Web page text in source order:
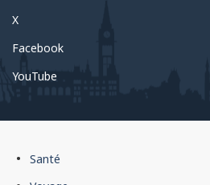
X
Facebook
YouTube
Pied
de
Santé